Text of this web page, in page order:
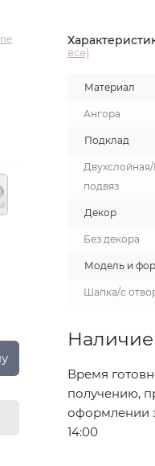
все)
Материал
Ангора
Подклад
подвяз
Декор
Без декора
Модель и
Шапка/с
Наличие
Время
получению,
оформлении
14:00